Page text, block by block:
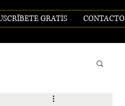
GRATIS CONTACTO